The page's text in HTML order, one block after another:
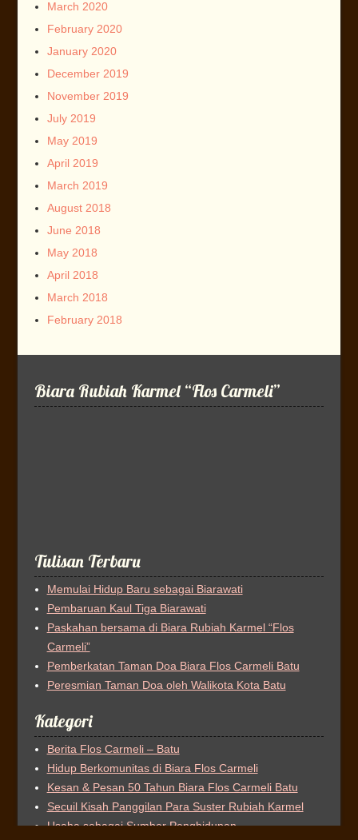
March 2020
February 2020
January 2020
December 2019
November 2019
July 2019
May 2019
April 2019
March 2019
August 2018
June 2018
May 2018
April 2018
March 2018
February 2018
Biara Rubiah Karmel “Flos Carmeli”
Tulisan Terbaru
Memulai Hidup Baru sebagai Biarawati
Pembaruan Kaul Tiga Biarawati
Paskahan bersama di Biara Rubiah Karmel “Flos
Carmeli”
Pemberkatan Taman Doa Biara Flos Carmeli Batu
Peresmian Taman Doa oleh Walikota Kota Batu
Kategori
Berita Flos Carmeli – Batu
Hidup Berkomunitas di Biara Flos Carmeli
Kesan & Pesan 50 Tahun Biara Flos Carmeli Batu
Secuil Kisah Panggilan Para Suster Rubiah Karmel
Usaha sebagai Sumber Penghidupan